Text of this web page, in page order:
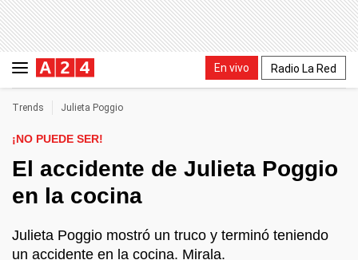
En vivo Radio La Red
Trends Julieta Poggio
¡NO PUEDE SER!
El accidente de Julieta Poggio
en la cocina
Julieta Poggio mostró un truco y terminó teniendo
un accidente en la cocina. Mirala.